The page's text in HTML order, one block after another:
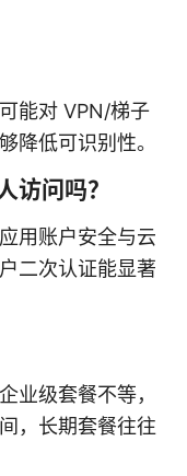
能对 VPN/梯子
降低可识别性。
访问吗？
用账户安全与云
二次认证能显著
业级套餐不等，
，长期套餐往往